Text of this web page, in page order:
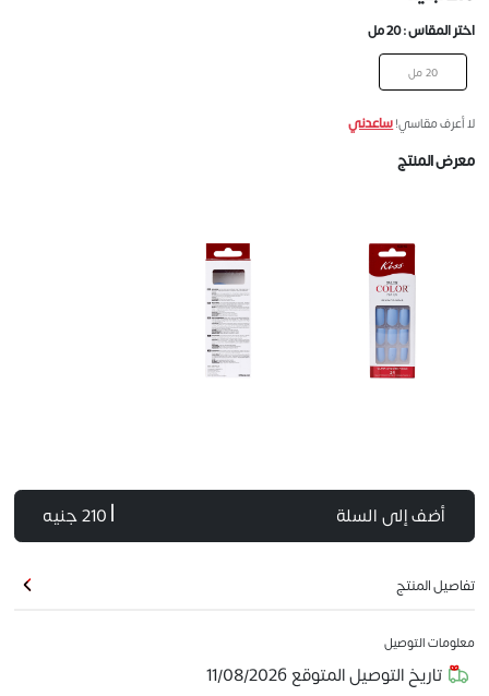
اختر المقاس :20 مل
20 مل
لا أعرف مقاسي!ساعدني
معرض المنتج
أضف إلى السلة | 210 جنيه
تفاصيل المنتج
معلومات التوصيل
تاريخ التوصيل المتوقع11/08/2026